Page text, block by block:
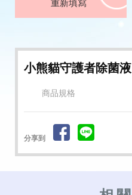
小熊貓守護者除菌液
商品規格
分享到